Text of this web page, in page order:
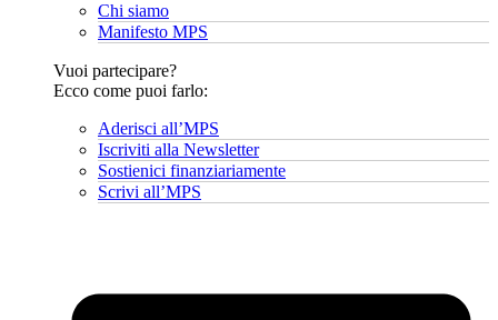
Chi siamo
Manifesto MPS
Vuoi partecipare?
Ecco come puoi farlo:
Aderisci all’MPS
Iscriviti alla Newsletter
Sostienici finanziariamente
Scrivi all’MPS